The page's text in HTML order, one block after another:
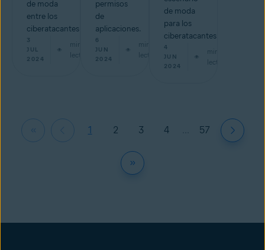
de moda
entre los
ciberatacantes.
3
JUL
2024
min de
lectura
permisos
de
aplicaciones.
6
JUN
2024
min de
lectura
de moda
para los
ciberatacantes.
4
JUN
2024
min de
lectura
1 2 3 4 57